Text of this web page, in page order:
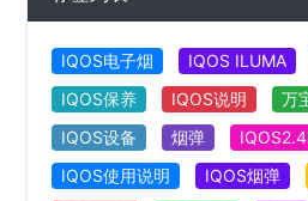
IQOS电子烟 IQOS ILUMA
IQOS保养
IQOS说明 万
IQOS设备
烟弹
IQOS使用说明
IQOS烟弹